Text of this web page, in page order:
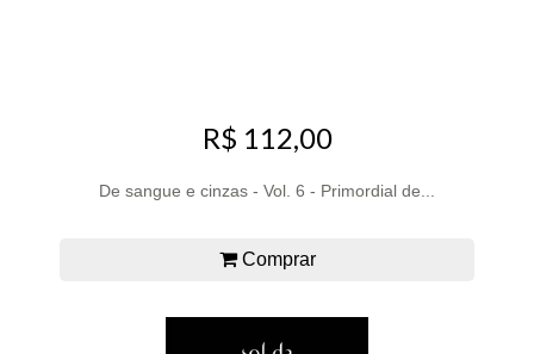
R$ 112,00
De sangue e cinzas - Vol. 6 - Primordial de...
Comprar